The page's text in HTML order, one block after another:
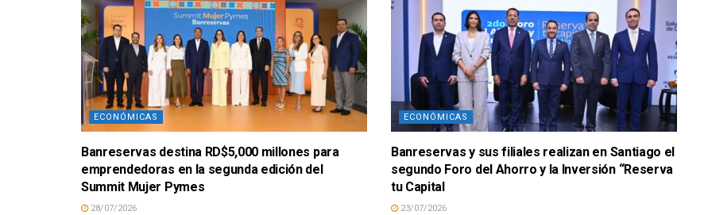
ECONÓMICAS
Banreservas destina RD$5,000 millones para
emprendedoras en la segunda edición del
Summit Mujer Pymes
28/07/2026
ECONÓMICAS
Banreservas y sus filiales realizan en Santiago el
segundo Foro del Ahorro y la Inversión “Reserva
tu Capital
23/07/2026